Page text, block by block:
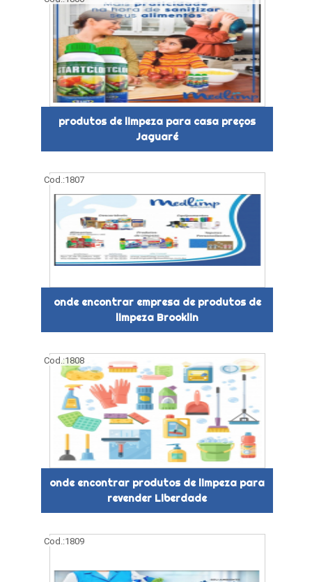
produtos de limpeza para casa preços
Jaguaré
Cod.:1807
onde encontrar empresa de produtos de
limpeza Brooklin
Cod.:1808
onde encontrar produtos de limpeza para
revender Liberdade
Cod.:1809